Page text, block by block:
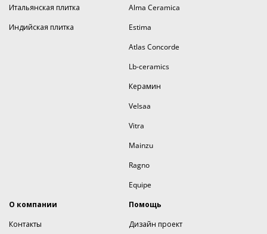
Итальянская плитка
Индийская плитка
Alma Ceramica
Estima
Atlas Concorde
Lb-ceramics
Керамин
Velsaa
Vitra
Mainzu
Ragno
Equipe
О компании
Контакты
Помощь
Дизайн проект